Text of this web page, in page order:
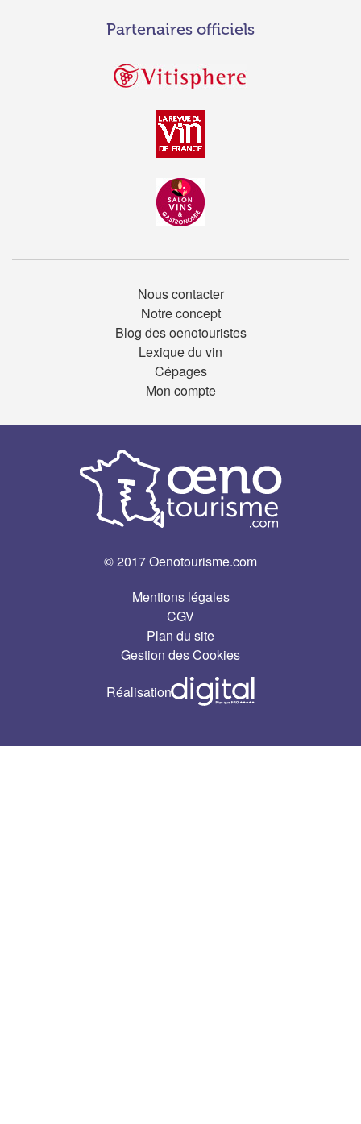
Partenaires officiels
Nous contacter
Notre concept
Blog des oenotouristes
Lexique du vin
Cépages
Mon compte
© 2017 Oenotourisme.com
Réalisation
Mentions légales
CGV
Plan du site
Gestion des Cookies